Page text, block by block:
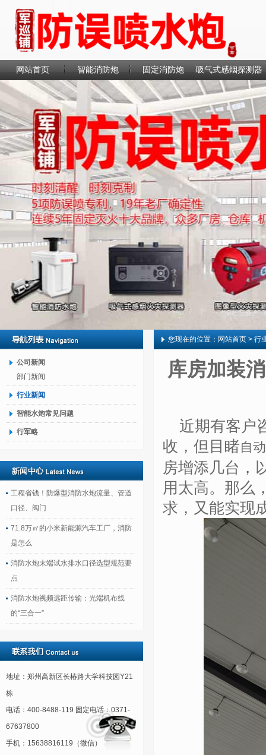
网站首页 智能消防炮 固定消防炮 吸气式感烟探测器
联系我们
公司新闻
部门新闻
行业新闻
智能水炮常见问题
行军略
工程省钱！防爆型消防水炮流量、管道
口径、阀门
71.8万㎡的小米新能源汽车工厂，消防
是怎么
消防水炮末端试水排水口径选型规范要
点
消防水炮视频远距传输：光端机布线
的“三合一”
地址：郑州高新区长椿路大学科技园Y21
栋
电话：400-8488-119 固定电话：0371-
67637800
手机：15638816119（微信）
您现在的位置： 网站首页 > 行
库房加装
近期有客户
收，但目睹自动
房增添几台，
用太高。那么
求，又能实现